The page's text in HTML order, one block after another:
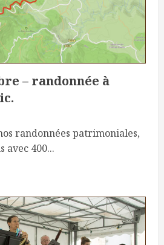
– randonnée à
randonnées patrimoniales,
avec 400...